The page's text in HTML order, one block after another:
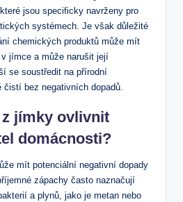
jsou specificky navrženy pro
systémech. Je však důležité
chemických produktů může mít
jímce a může narušit její
se soustředit na přírodní
čistí bez negativních dopadů.
z jímky ovlivnit
domácnosti?
mít potenciální negativní dopady
zápachy často naznačují
a plynů, jako je metan nebo